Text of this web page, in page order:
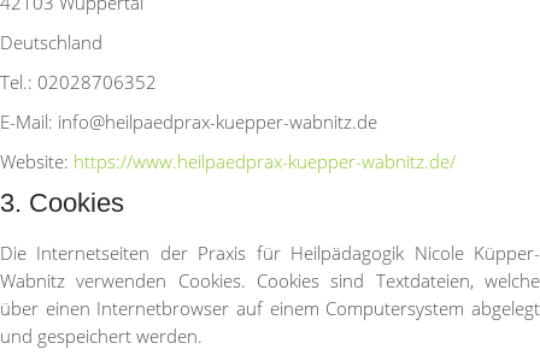
Deutschland
Tel.: 02028706352
E-Mail: info@heilpaedprax-kuepper-wabnitz.de
Website: https://www.heilpaedprax-kuepper-wabnitz.de/
3. Cookies
Die Internetseiten der Praxis für Heilpädagogik Nicole Küpper-
Wabnitz verwenden Cookies. Cookies sind Textdateien, welche
über einen Internetbrowser auf einem Computersystem abgelegt
und gespeichert werden.